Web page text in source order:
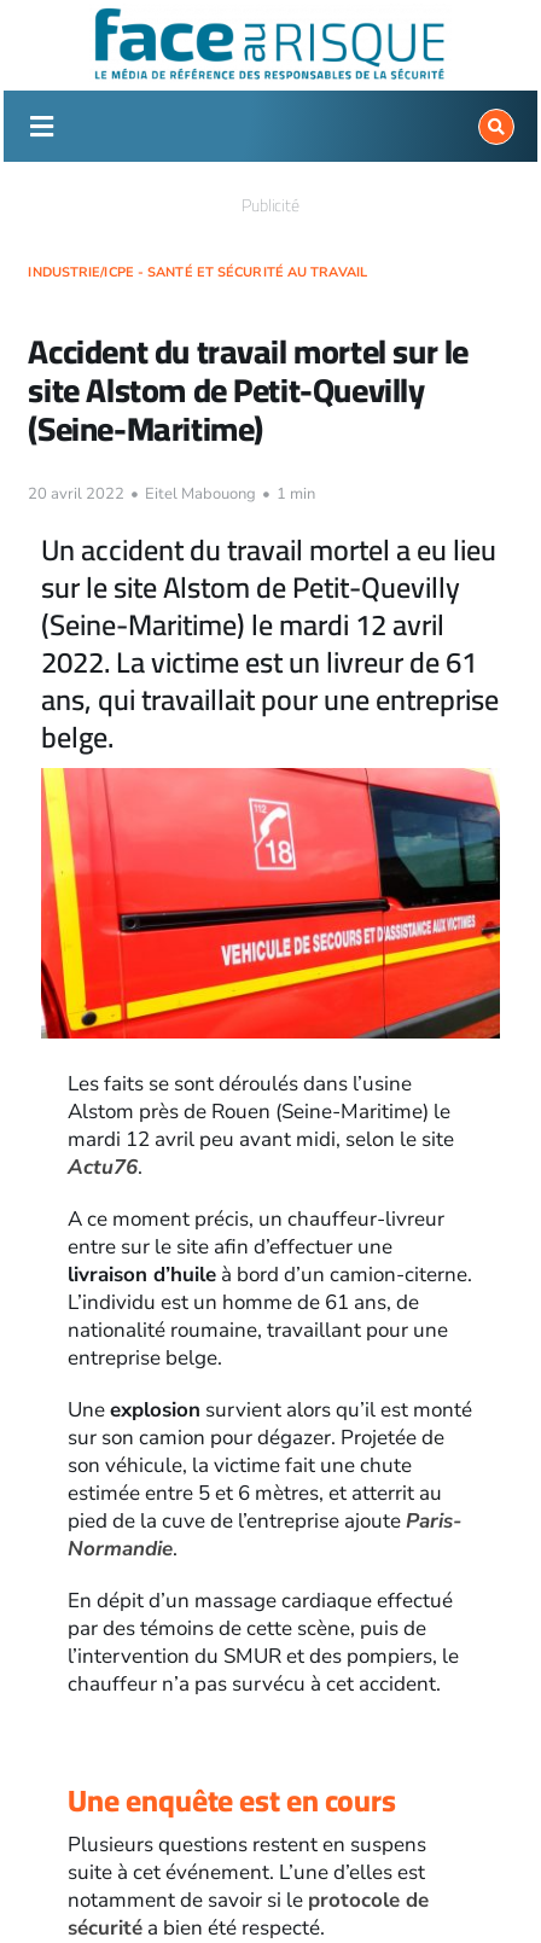
Publicité
INDUSTRIE/ICPE - SANTÉ ET SÉCURITÉ AU TRAVAIL
Accident du travail mortel sur le
site Alstom de Petit-Quevilly
(Seine-Maritime)
20 avril 2022 • Eitel Mabouong • 1 min
Un accident du travail mortel a eu lieu
sur le site Alstom de Petit-Quevilly
(Seine-Maritime) le mardi 12 avril
2022. La victime est un livreur de 61
ans, qui travaillait pour une entreprise
belge.
Les faits se sont déroulés dans l’usine
Alstom près de Rouen (Seine-Maritime) le
mardi 12 avril peu avant midi, selon le site
Actu76.
A ce moment précis, un chauffeur-livreur
entre sur le site afin d’effectuer une
livraison d’huile à bord d’un camion-citerne.
L’individu est un homme de 61 ans, de
nationalité roumaine, travaillant pour une
entreprise belge.
Uneexplosion survient alors qu’il est monté
sur son camion pour dégazer. Projetée de
son véhicule, la victime fait une chute
estimée entre 5 et 6 mètres, et atterrit au
pied de la cuve de l’entreprise ajouteParis-
Normandie.
En dépit d’un massage cardiaque effectué
par des témoins de cette scène, puis de
l’intervention du SMUR et des pompiers, le
chauffeur n’a pas survécu à cet accident.
Une enquête est en cours
Plusieurs questions restent en suspens
suite à cet événement. L’une d’elles est
notamment de savoir si le protocole de
sécurité a bien été respecté.